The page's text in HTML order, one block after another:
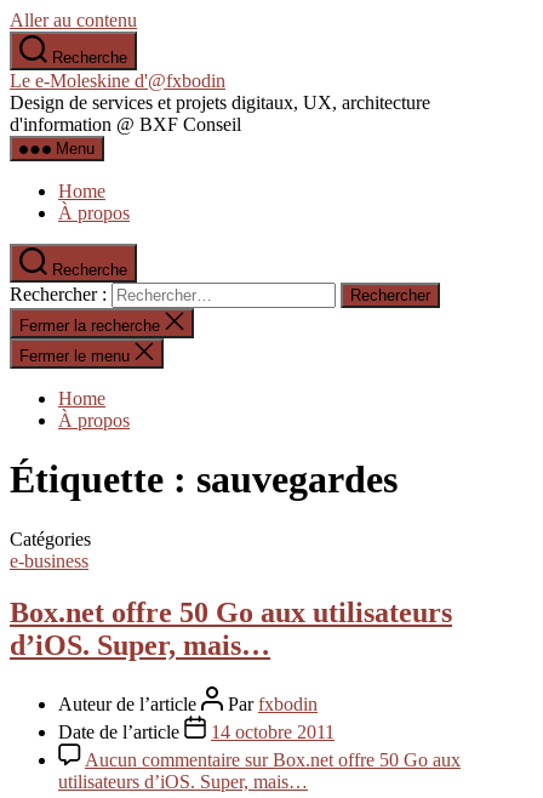
Aller au contenu
Recherche
Le e-Moleskine d'@fxbodin
Design de services et projets digitaux, UX, architecture
d'information @ BXF Conseil
Menu
Home
À propos
Recherche
Rechercher :
Fermer la recherche
Fermer le menu
Home
À propos
Étiquette : sauvegardes
Catégories
e-business
Box.net offre 50 Go aux utilisateurs
d’iOS. Super, mais…
Auteur de l’article Parfxbodin
Date de l’article
14 octobre 2011
Aucun commentaire sur Box.net offre 50 Go aux
utilisateurs d’iOS. Super, mais…